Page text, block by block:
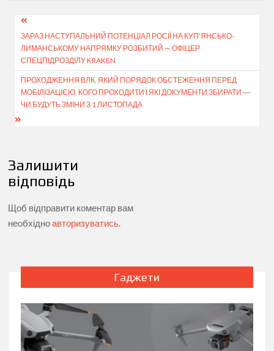
Навігація
записів
ЗАРАЗ НАСТУПАЛЬНИЙ ПОТЕНЦІАЛ РОСІЇ НА КУП’ЯНСЬКО-
ЛИМАНСЬКОМУ НАПРЯМКУ РОЗБИТИЙ — ОФІЦЕР
СПЕЦПІДРОЗДІЛУ KRAKEN
ПРОХОДЖЕННЯ ВЛК. ЯКИЙ ПОРЯДОК ОБСТЕЖЕННЯ ПЕРЕД
МОБІЛІЗАЦІЄЮ, КОГО ПРОХОДИТИ І ЯКІ ДОКУМЕНТИ ЗБИРАТИ ―
ЧИ БУДУТЬ ЗМІНИ З 1 ЛИСТОПАДА
Залишити
відповідь
Щоб відправити коментар вам
необхідноавторизуватись.
Гаджети